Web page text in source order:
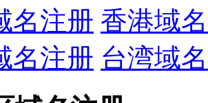
名注册 香港域
名注册 台湾域